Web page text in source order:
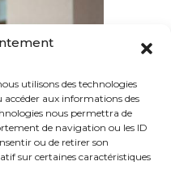
utilisons des technologies
accéder aux informations des
nous permettra de
de navigation ou les ID
ou de retirer son
sur certaines caractéristiques